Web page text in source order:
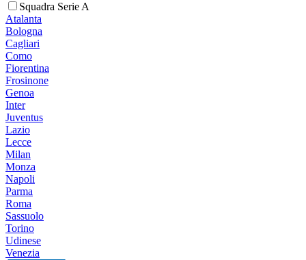
Squadra Serie A
Atalanta
Bologna
Cagliari
Como
Fiorentina
Frosinone
Genoa
Inter
Juventus
Lazio
Lecce
Milan
Monza
Napoli
Parma
Roma
Sassuolo
Torino
Udinese
Venezia